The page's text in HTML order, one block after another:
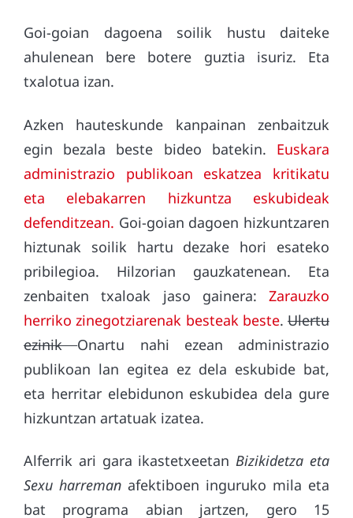
Goi-goian dagoena soilik hustu daiteke
ahulenean bere botere guztia isuriz. Eta
txalotua izan.
Azken hauteskunde kanpainan zenbaitzuk
egin bezala beste bideo batekin. Euskara
administrazio publikoan eskatzea kritikatu
eta elebakarren hizkuntza eskubideak
defenditzean. Goi-goian dagoen hizkuntzaren
hiztunak soilik hartu dezake hori esateko
pribilegioa. Hilzorian gauzkatenean. Eta
zenbaiten txaloak jaso gainera: Zarauzko
herriko zinegotziarenak besteak beste. Ulertu
ezinikOnartu nahi ezean administrazio
publikoan lan egitea ez dela eskubide bat,
eta herritar elebidunon eskubidea dela gure
hizkuntzan artatuak izatea.
Alferrik ari gara ikastetxeetanBizikidetza eta
Sexu harreman afektiboen inguruko mila eta
bat programa abian jartzen, gero 15